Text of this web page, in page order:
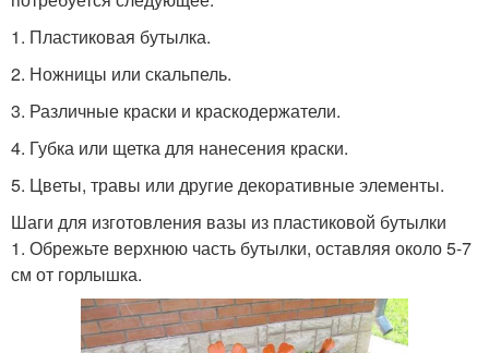
1. Пластиковая бутылка.
2. Ножницы или скальпель.
3. Различные краски и краскодержатели.
4. Губка или щетка для нанесения краски.
5. Цветы, травы или другие декоративные элементы.
Шаги для изготовления вазы из пластиковой бутылки
1. Обрежьте верхнюю часть бутылки, оставляя около 5-7
см от горлышка.